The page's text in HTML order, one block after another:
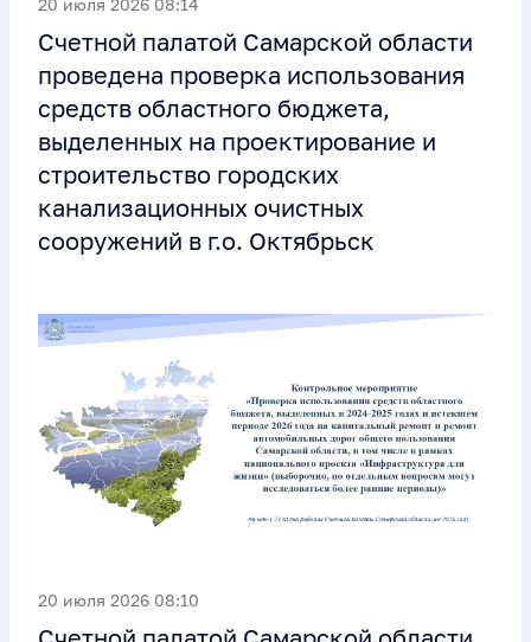
Счетной палатой Самарской области
проведена проверка использования
средств областного бюджета,
выделенных на проектирование и
строительство городских
канализационных очистных
сооружений в г.о. Октябрьск
20 июля 2026 08:10